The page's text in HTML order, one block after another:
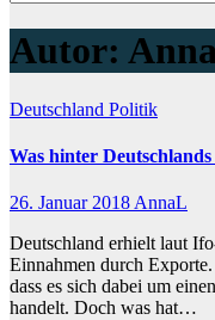
Autor:
Deutschland Politik
Was hinter
26. Januar 2018AnnaL
Deutschland erhielt laut
Einnahmen durch
dass es sich dabei um
handelt. Doch was hat…